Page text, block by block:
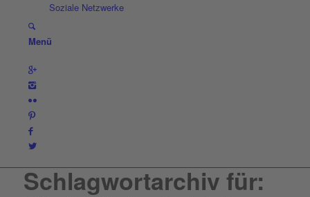
Soziale Netzwerke
Menü
Schlagwortarchiv für: